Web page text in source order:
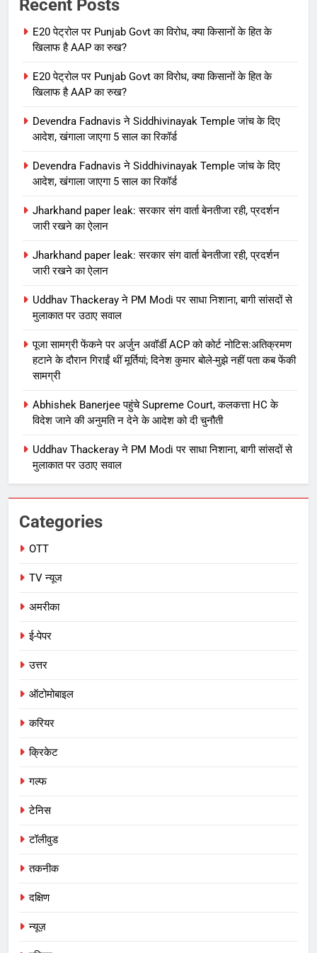
Recent Posts
E20 पेट्रोल पर Punjab Govt का विरोध, क्या किसानों के हित के
खिलाफ है AAP का रुख?
E20 पेट्रोल पर Punjab Govt का विरोध, क्या किसानों के हित के
खिलाफ है AAP का रुख?
Devendra Fadnavis ने Siddhivinayak Temple जांच के दिए
आदेश, खंगाला जाएगा 5 साल का रिकॉर्ड
Devendra Fadnavis ने Siddhivinayak Temple जांच के दिए
आदेश, खंगाला जाएगा 5 साल का रिकॉर्ड
Jharkhand paper leak: सरकार संग वार्ता बेनतीजा रही, प्रदर्शन
जारी रखने का ऐलान
Jharkhand paper leak: सरकार संग वार्ता बेनतीजा रही, प्रदर्शन
जारी रखने का ऐलान
Uddhav Thackeray ने PM Modi पर साधा निशाना, बागी सांसदों से
मुलाकात पर उठाए सवाल
पूजा सामग्री फेंकने पर अर्जुन अवॉर्डी ACP को कोर्ट नोटिस:अतिक्रमण
हटाने के दौरान गिराईं थीं मूर्तियां; दिनेश कुमार बोले-मुझे नहीं पता कब फेंकी
सामग्री
Abhishek Banerjee पहुंचे Supreme Court, कलकत्ता HC के
विदेश जाने की अनुमति न देने के आदेश को दी चुनौती
Uddhav Thackeray ने PM Modi पर साधा निशाना, बागी सांसदों से
मुलाकात पर उठाए सवाल
Categories
OTT
TV न्यूज
अमरीका
ई-पेपर
उत्तर
ऑटोमोबाइल
करियर
क्रिकेट
गल्फ
टेनिस
टॉलीवुड
तकनीक
दक्षिण
न्यूज़